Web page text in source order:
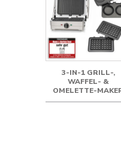
3-IN-1 GRILL-,
WAFFEL- &
OMELETTE-